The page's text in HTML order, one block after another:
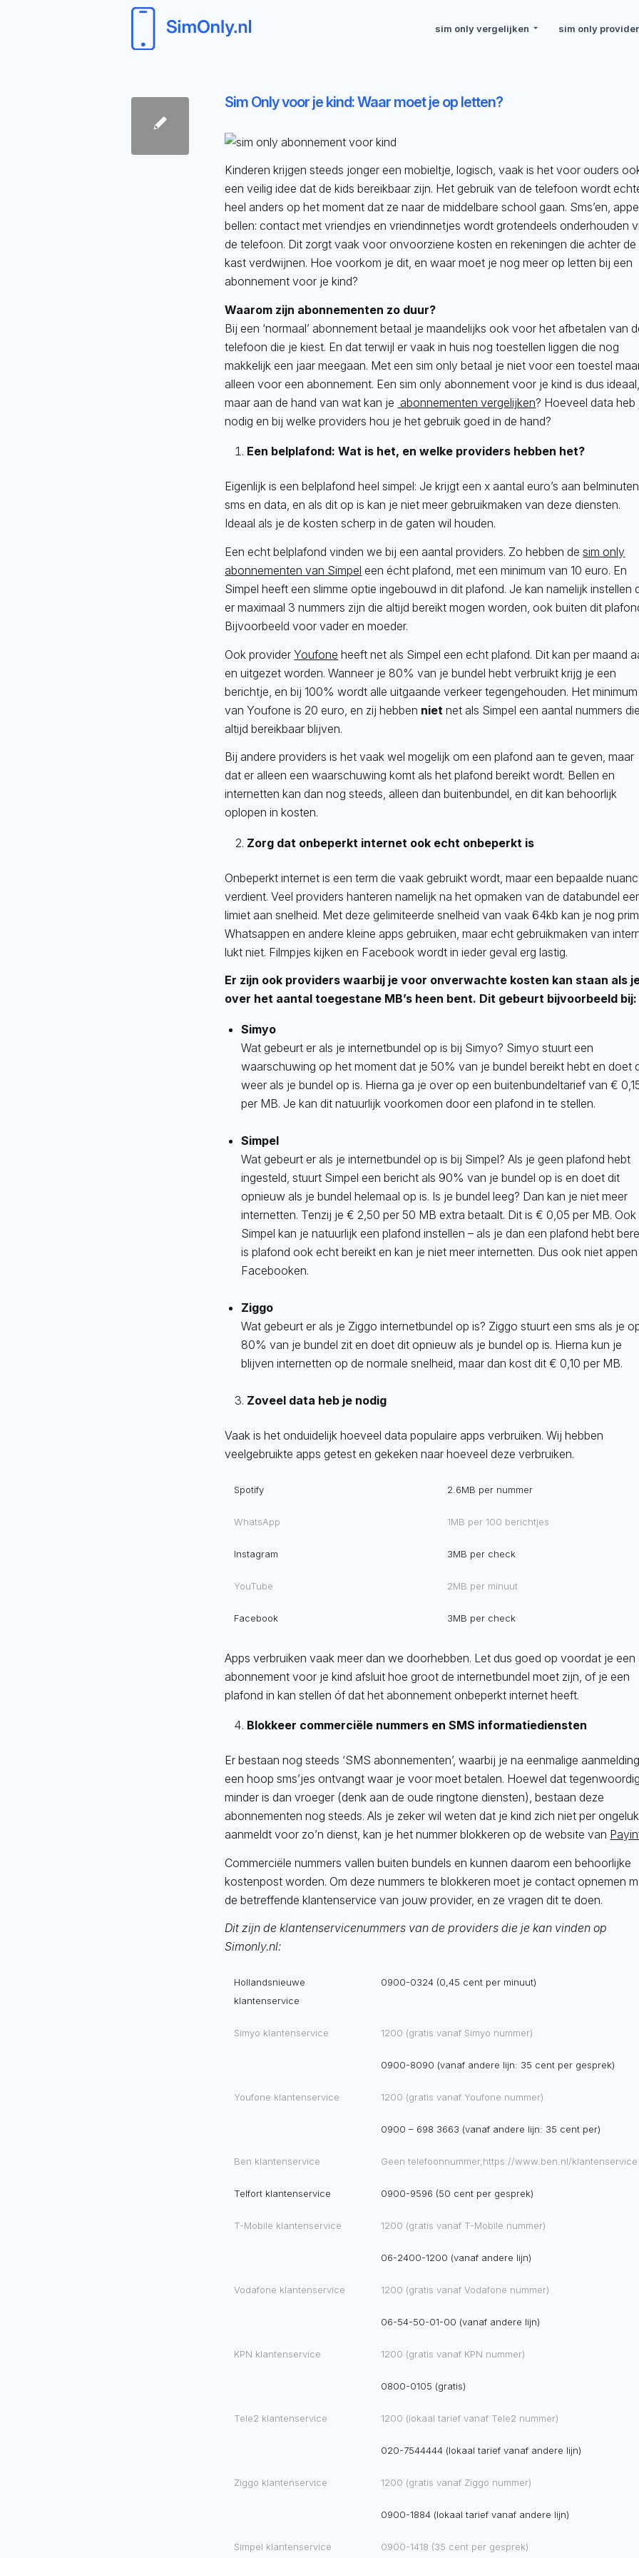
sim only vergelijken sim only
Sim Only voor je kind: Waar moet je op letten?
Kinderen krijgen steeds jonger een mobieltje, logisch, vaak is het voor ouders
een veilig idee dat de kids bereikbaar zijn. Het gebruik van de telefoon wordt
heel anders op het moment dat ze naar de middelbare school gaan. Sms’en,
bellen: contact met vriendjes en vriendinnetjes wordt grotendeels onderhouden
de telefoon. Dit zorgt vaak voor onvoorziene kosten en rekeningen die achter de
kast verdwijnen. Hoe voorkom je dit, en waar moet je nog meer op letten bij een
abonnement voor je kind?
Waarom zijn abonnementen zo duur?
Bij een ‘normaal’ abonnement betaal je maandelijks ook voor het afbetalen van
telefoon die je kiest. En dat terwijl er vaak in huis nog toestellen liggen die nog
makkelijk een jaar meegaan. Met een sim only betaal je niet voor een toestel
alleen voor een abonnement. Een sim only abonnement voor je kind is dus
maar aan de hand van wat kan je abonnementen vergelijken? Hoeveel data heb
nodig en bij welke providers hou je het gebruik goed in de hand?
Een belplafond: Wat is het, en welke providers hebben het?
Eigenlijk is een belplafond heel simpel: Je krijgt een x aantal euro’s aan
sms en data, en als dit op is kan je niet meer gebruikmaken van deze diensten.
Ideaal als je de kosten scherp in de gaten wil houden.
Een echt belplafond vinden we bij een aantal providers. Zo hebben desim only
abonnementen van Simpel een écht plafond, met een minimum van 10 euro. En
Simpel heeft een slimme optie ingebouwd in dit plafond. Je kan namelijk instellen
er maximaal 3 nummers zijn die altijd bereikt mogen worden, ook buiten dit
Bijvoorbeeld voor vader en moeder.
Ook providerYoufone heeft net als Simpel een echt plafond. Dit kan per maand
en uitgezet worden. Wanneer je 80% van je bundel hebt verbruikt krijg je een
berichtje, en bij 100% wordt alle uitgaande verkeer tegengehouden. Het minimum
van Youfone is 20 euro, en zij hebben niet net als Simpel een aantal nummers
altijd bereikbaar blijven.
Bij andere providers is het vaak wel mogelijk om een plafond aan te geven, maar
dat er alleen een waarschuwing komt als het plafond bereikt wordt. Bellen en
internetten kan dan nog steeds, alleen dan buitenbundel, en dit kan behoorlijk
oplopen in kosten.
Zorg dat onbeperkt internet ook echt onbeperkt is
Onbeperkt internet is een term die vaak gebruikt wordt, maar een bepaalde
verdient. Veel providers hanteren namelijk na het opmaken van de databundel
limiet aan snelheid. Met deze gelimiteerde snelheid van vaak 64kb kan je nog
Whatsappen en andere kleine apps gebruiken, maar echt gebruikmaken van
lukt niet. Filmpjes kijken en Facebook wordt in ieder geval erg lastig.
Er zijn ook providers waarbij je voor onverwachte kosten kan staan als
over het aantal toegestane MB’s heen bent. Dit gebeurt bijvoorbeeld bij:
Simyo
Wat gebeurt er als je internetbundel op is bij Simyo? Simyo stuurt een
waarschuwing op het moment dat je 50% van je bundel bereikt hebt en doet
weer als je bundel op is. Hierna ga je over op een buitenbundeltarief van €
per MB. Je kan dit natuurlijk voorkomen door een plafond in te stellen.
Simpel
Wat gebeurt er als je internetbundel op is bij Simpel? Als je geen plafond hebt
ingesteld, stuurt Simpel een bericht als 90% van je bundel op is en doet dit
opnieuw als je bundel helemaal op is. Is je bundel leeg? Dan kan je niet meer
internetten. Tenzij je € 2,50 per 50 MB extra betaalt. Dit is € 0,05 per MB. Ook
Simpel kan je natuurlijk een plafond instellen – als je dan een plafond hebt
is plafond ook echt bereikt en kan je niet meer internetten. Dus ook niet
Facebooken.
Ziggo
Wat gebeurt er als je Ziggo internetbundel op is? Ziggo stuurt een sms als je
80% van je bundel zit en doet dit opnieuw als je bundel op is. Hierna kun je
blijven internetten op de normale snelheid, maar dan kost dit € 0,10 per MB.
Zoveel data heb je nodig
Vaak is het onduidelijk hoeveel data populaire apps verbruiken. Wij hebben
veelgebruikte apps getest en gekeken naar hoeveel deze verbruiken.
Spotify 2.6MB per nummer
WhatsApp 1MB per 100 berichtjes
Instagram 3MB per check
YouTube 2MB per minuut
Facebook 3MB per check
Apps verbruiken vaak meer dan we doorhebben. Let dus goed op voordat je een
abonnement voor je kind afsluit hoe groot de internetbundel moet zijn, of je een
plafond in kan stellen óf dat het abonnement onbeperkt internet heeft.
Blokkeer commerciële nummers en SMS informatiediensten
Er bestaan nog steeds ‘SMS abonnementen’, waarbij je na eenmalige
een hoop sms’jes ontvangt waar je voor moet betalen. Hoewel dat
minder is dan vroeger (denk aan de oude ringtone diensten), bestaan deze
abonnementen nog steeds. Als je zeker wil weten dat je kind zich niet per ongeluk
aanmeldt voor zo’n dienst, kan je het nummer blokkeren op de website van
Commerciële nummers vallen buiten bundels en kunnen daarom een behoorlijke
kostenpost worden. Om deze nummers te blokkeren moet je contact opnemen
de betreffende klantenservice van jouw provider, en ze vragen dit te doen.
Dit zijn de klantenservicenummers van de providers die je kan vinden op
Simonly.nl:
Hollandsnieuwe
klantenservice
0900-0324 (0,45 cent per minuut)
Simyo klantenservice 1200 (gratis vanaf Simyo nummer)
0900-8090 (vanaf andere lijn: 35 cent per gesprek)
Youfone klantenservice 1200 (gratis vanaf Youfone nummer)
0900 – 698 3663 (vanaf andere lijn: 35 cent per)
Ben klantenservice Geen telefoonnummer,https://www.ben.nl/klantenservice
Telfort klantenservice 0900-9596 (50 cent per gesprek)
T-Mobile klantenservice 1200 (gratis vanaf T-Mobile nummer)
06-2400-1200 (vanaf andere lijn)
Vodafone klantenservice 1200 (gratis vanaf Vodafone nummer)
06-54-50-01-00 (vanaf andere lijn)
KPN klantenservice 1200 (gratis vanaf KPN nummer)
0800-0105 (gratis)
Tele2 klantenservice 1200 (lokaal tarief vanaf Tele2 nummer)
020-7544444 (lokaal tarief vanaf andere lijn)
Ziggo klantenservice 1200 (gratis vanaf Ziggo nummer)
0900-1884 (lokaal tarief vanaf andere lijn)
Simpel klantenservice 0900-1418 (35 cent per gesprek)